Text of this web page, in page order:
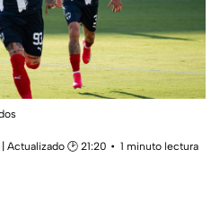
| Actualizado 🕑 21:20
1 minuto lectura